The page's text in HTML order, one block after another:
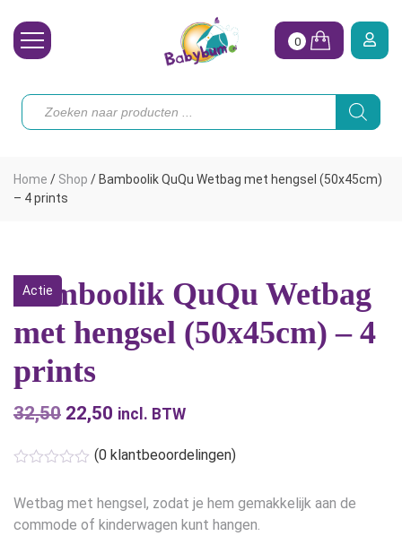
Toebehoren
Vrouw
Onze merken
Hoe begin ik?
0
Producten
zoeken
Home / Shop / Bamboolik QuQu Wetbag met hengsel (50x45cm)
– 4 prints
Actie
Bamboolik QuQu Wetbag
met hengsel (50x45cm) – 4
prints
32,50 Oorspronkelijke
was:
€32,50.
22,50 Huidige
€22,50.
incl. BTW
(0 klantbeoordelingen)
Wetbag met hengsel, zodat je hem gemakkelijk aan de
commode of kinderwagen kunt hangen.